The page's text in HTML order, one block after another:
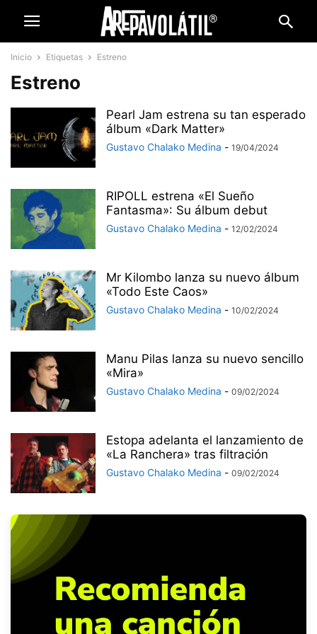
Inicio Etiquetas Estreno
Estreno
Pearl Jam estrena su tan esperado
álbum «Dark Matter»
Gustavo Chalako Medina - 19/04/2024
RIPOLL estrena «El Sueño
Fantasma»: Su álbum debut
Gustavo Chalako Medina - 12/02/2024
Mr Kilombo lanza su nuevo álbum
«Todo Este Caos»
Gustavo Chalako Medina - 10/02/2024
Manu Pilas lanza su nuevo sencillo
«Mira»
Gustavo Chalako Medina - 09/02/2024
Estopa adelanta el lanzamiento de
«La Ranchera» tras filtración
Gustavo Chalako Medina - 09/02/2024